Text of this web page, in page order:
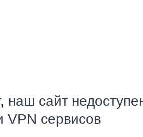
наш сайт
VPN сервисов